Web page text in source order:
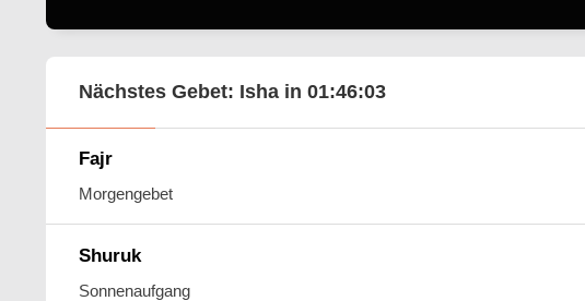
Nächstes Gebet: Isha in 01:46:01
Fajr
Morgengebet
Shuruk
Sonnenaufgang